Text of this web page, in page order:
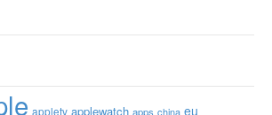
appletv applewatch apps china eu